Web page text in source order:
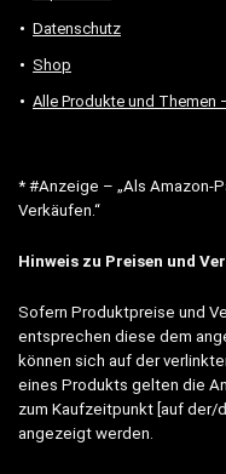
Datenschutz
Shop
Alle Produkte und Themen
* #Anzeige – „Als Amazon-
Verkäufen.“
Hinweis zu Preisen und
Sofern Produktpreise und
entsprechen diese dem
können sich auf der
eines Produkts gelten die
zum Kaufzeitpunkt [auf der/
angezeigt werden.